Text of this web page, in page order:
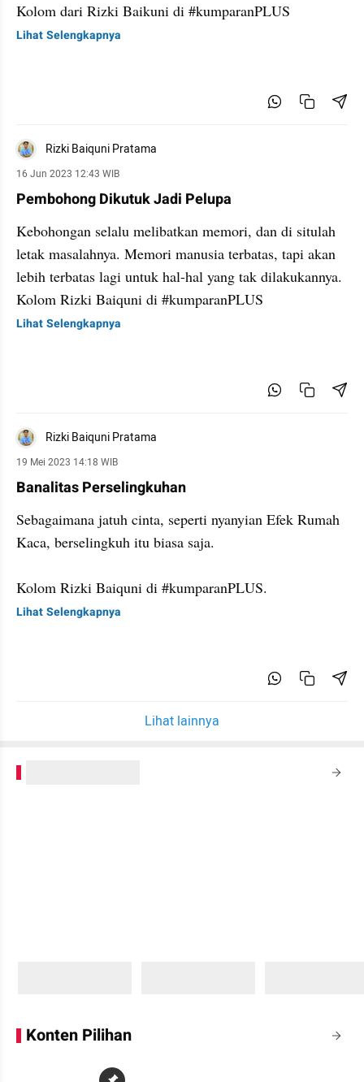
Kolom dari Rizki Baikuni di #kumparanPLUS
Lihat Selengkapnya
Rizki Baiquni Pratama
16 Jun 2023 12:43 WIB
Pembohong Dikutuk Jadi Pelupa
Kebohongan selalu melibatkan memori, dan di situlah
letak masalahnya. Memori manusia terbatas, tapi akan
lebih terbatas lagi untuk hal-hal yang tak dilakukannya.
Kolom Rizki Baiquni di #kumparanPLUS
Lihat Selengkapnya
Rizki Baiquni Pratama
19 Mei 2023 14:18 WIB
Banalitas Perselingkuhan
Sebagaimana jatuh cinta, seperti nyanyian Efek Rumah
Kaca, berselingkuh itu biasa saja.
Kolom Rizki Baiquni di #kumparanPLUS.
Lihat Selengkapnya
Lihat lainnya
Konten Pilihan